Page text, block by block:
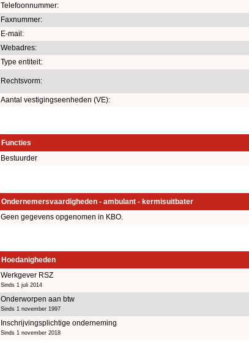
Telefoonnummer:
Faxnummer:
E-mail:
Webadres:
Type entiteit:
Rechtsvorm:
Aantal vestigingseenheden (VE):
Functies
Bestuurder
Ondernemersvaardigheden - ambulant - kermisuitbater
Geen gegevens opgenomen in KBO.
Hoedanigheden
Werkgever RSZ
Sinds 1 juli 2014
Onderworpen aan btw
Sinds 1 november 1997
Inschrijvingsplichtige onderneming
Sinds 1 november 2018